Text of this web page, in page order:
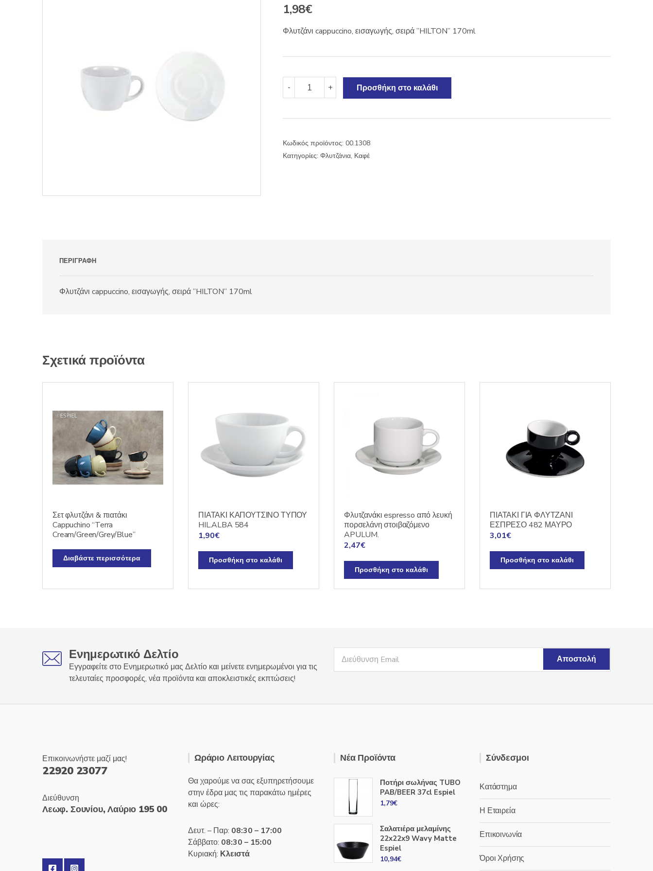
1,98€
Φλυτζάνι cappuccino, εισαγωγής, σειρά ”HILTON” 170ml
-
Φλυτζάνι
cappuccino+ Προσθήκη στο καλάθι
Κωδικός προϊόντος: 00.1308
Κατηγορίες: Φλυτζάνια, Καφέ
ΠΕΡΙΓΡΑΦΉ
Φλυτζάνι cappuccino, εισαγωγής, σειρά ”HILTON” 170ml
Σχετικά προϊόντα
Σετ φλυτζάνι & πιατάκι
Cappuchino “Terra
Cream/Green/Grey/Blue”
Διαβάστε περισσότερα
ΠΙΑΤΑΚΙ ΚΑΠΟΥΤΣΙΝΟ ΤΥΠΟΥ
HIL.ALBA 584
1,90€
Προσθήκη στο καλάθι
Φλυτζανάκι espresso από λευκή
πορσελάνη στοιβαζόμενο
APULUM.
2,47€
Προσθήκη στο καλάθι
ΠΙΑΤΑΚΙ ΓΙΑ ΦΛΥΤΖΑΝΙ
ΕΣΠΡΕΣΟ 482 ΜΑΥΡΟ
3,01€
Προσθήκη στο καλάθι
Ενημερωτικό Δελτίο
Εγγραφείτε στο Ενημερωτικό μας Δελτίο και μείνετε ενημερωμένοι για τις
τελευταίες προσφορές, νέα προϊόντα και αποκλειστικές εκπτώσεις!
Επικοινωνήστε μαζί μας!
22920 23077
Διεύθυνση
Λεωφ. Σουνίου, Λαύριο 195 00
Ωράριο Λειτουργίας
Θα χαρούμε να σας εξυπηρετήσουμε
στην έδρα μας τις παρακάτω ημέρες
και ώρες:
Δευτ. – Παρ: 08:30 – 17:00
Σάββατο: 08:30 – 15:00
Κυριακή: Κλειστά
Νέα Προϊόντα
Ποτήρι σωλήνας TUBO
PAB/BEER 37cl Espiel
1,79€
Σαλατιέρα μελαμίνης
22x22x9 Wavy Matte
Espiel
10,94€
Σύνδεσμοι
Κατάστημα
Η Εταιρεία
Επικοινωνία
Όροι Χρήσης